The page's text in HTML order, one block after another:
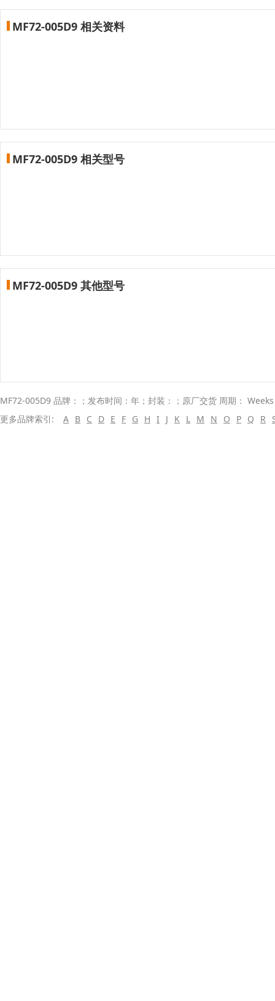
MF72-005D9 相关资料
MF72-005D9 相关型号
MF72-005D9 其他型号
MF72-005D9 品牌：；发布时间：年；封装：；原厂交货 周期：
更多品牌索引:
A B C D E F G H I J K L M N O P Q R